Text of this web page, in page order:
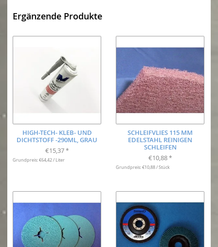
Ergänzende Produkte
HIGH-TECH- KLEB- UND
DICHTSTOFF -290ML, GRAU
€15,37 *
Grundpreis: €64,42 / Liter
SCHLEIFVLIES 115 MM
EDELSTAHL REINIGEN
SCHLEIFEN
€10,88 *
Grundpreis: €10,88 / Stück